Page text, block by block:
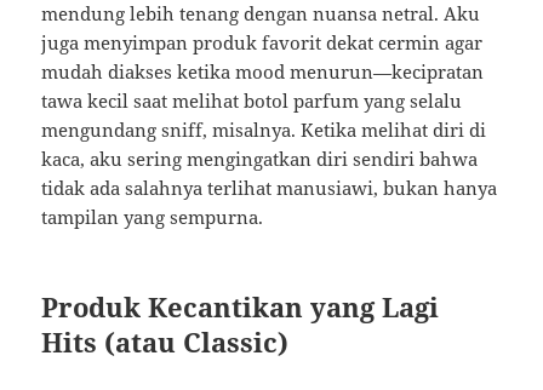
mendung lebih tenang dengan nuansa netral. Aku
juga menyimpan produk favorit dekat cermin agar
mudah diakses ketika mood menurun—kecipratan
tawa kecil saat melihat botol parfum yang selalu
mengundang sniff, misalnya. Ketika melihat diri di
kaca, aku sering mengingatkan diri sendiri bahwa
tidak ada salahnya terlihat manusiawi, bukan hanya
tampilan yang sempurna.
Produk Kecantikan yang Lagi
Hits (atau Classic)